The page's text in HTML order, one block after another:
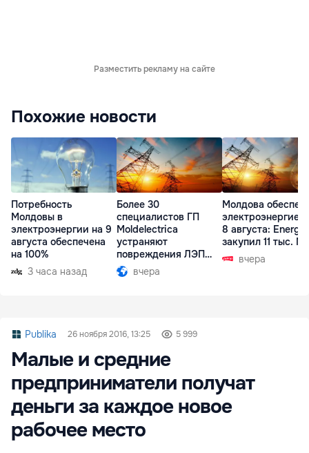
Разместить рекламу на сайте
Похожие новости
Потребность
Молдовы в
электроэнергии на 9
августа обеспечена
на 100%
3 часа назад
Более 30
специалистов ГП
Moldelectrica
устраняют
повреждения ЛЭП
Бельцы-Днестровск
вчера
Молдова
электроэнергией
8 августа:
закупил 11 тыс.
вчера
Publika 26 ноября 2016, 13:25 5 999
Малые и средние
предприниматели получат
деньги за каждое новое
рабочее место